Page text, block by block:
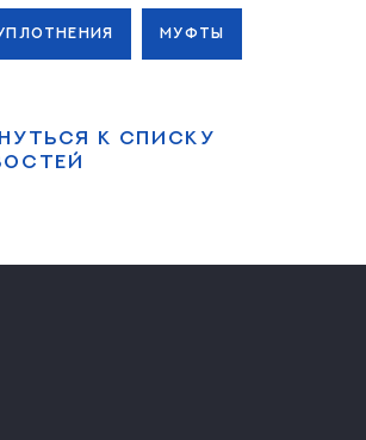
МУФТЫ
К СПИСКУ